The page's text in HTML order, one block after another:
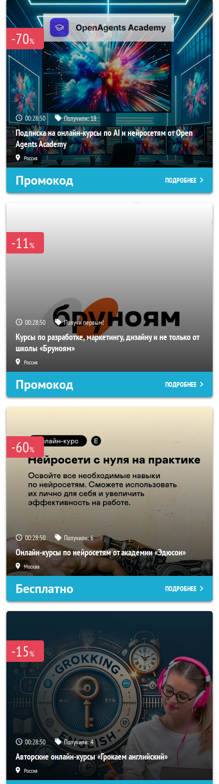
-70%
00:28:47 Получили:18
Подписка на онлайн-курсы по AI и нейросетям от Open
Agents Academy
Россия
Промокод ПОДРОБНЕЕ
-11%
00:28:47 Получи первым!
Курсы по разработке, маркетингу, дизайну и не только от
школы «Бруноям»
Россия
Промокод ПОДРОБНЕЕ
-60%
00:28:47 Получили:6
Онлайн-курсы по нейросетям от академии «Эдюсон»
Москва
Бесплатно ПОДРОБНЕЕ
-15%
00:28:47 Получили:4
Авторские онлайн-курсы «Грокаем английский»
Россия